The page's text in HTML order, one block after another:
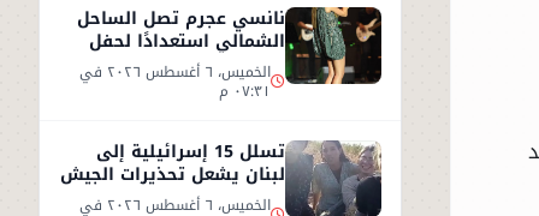
نانسي عجرم تصل الساحل
الشمالي استعدادًا لحفل
صيفي جديد الخميس، ٦ أغسطس ٢٠٢٦ في
٠٧:٣١ م
تسلل 15 إسرائيلية إلى
لبنان يشعل تحذيرات الجيش
الإسرائيلي الخميس، ٦ أغسطس ٢٠٢٦ في